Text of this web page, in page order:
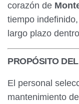
corazón de
tiempo
largo plazo
PROPÓSITO
El personal
mantenimiento